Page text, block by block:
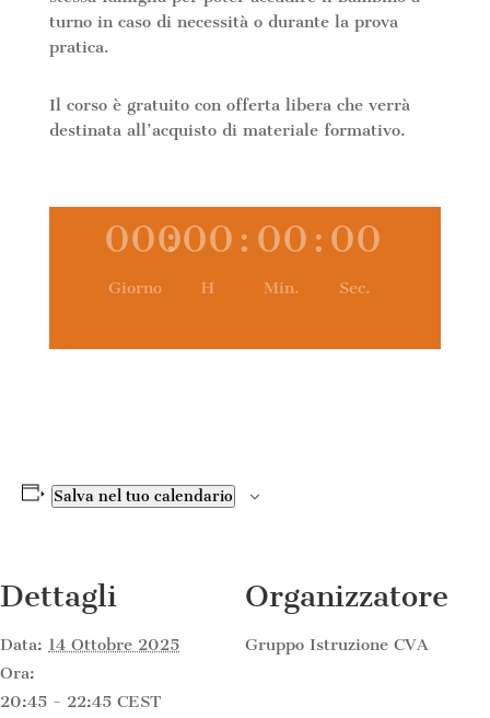
turno in caso di necessità o durante la prova
pratica.
Il corso è gratuito con offerta libera che verrà
destinata all’acquisto di materiale formativo.
000
Giorno
:00
H
: 00
Min.
: 00
Sec.
Salva nel tuo calendario
Dettagli
Data: 14 Ottobre 2025
Ora:
20:45 - 22:45 CEST
Organizzatore
Gruppo Istruzione CVA